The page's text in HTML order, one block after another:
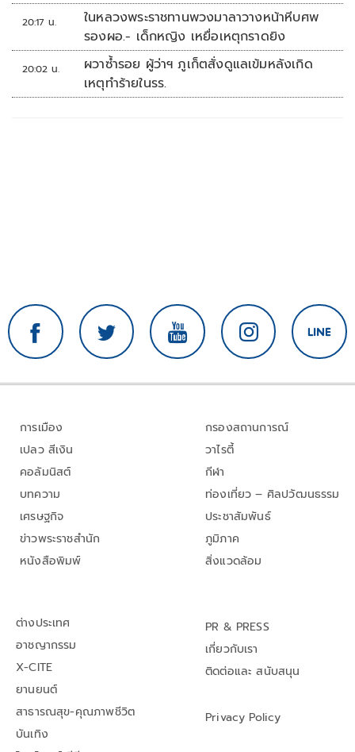
20:17 น.
ในหลวงพระราชทานพวงมาลาวางหน้าหีบศพ
รองผอ.- เด็กหญิง เหยื่อเหตุกราดยิง
20:02 น.
ผวาซ้ำรอย ผู้ว่าฯ ภูเก็ตสั่งดูแลเข้มหลังเกิด
เหตุทำร้ายในรร.
การเมือง
เปลว สีเงิน
คอลัมนิสต์
บทความ
เศรษฐกิจ
ข่าวพระราชสำนัก
หนังสือพิมพ์
กรองสถานการณ์
วาไรตี้
กีฬา
ท่องเที่ยว – ศิลปวัฒนธรรม
ประชาสัมพันธ์
ภูมิภาค
สิ่งแวดล้อม
ต่างประเทศ
อาชญากรรม
X-CITE
ยานยนต์
สาธารณสุข-คุณภาพชีวิต
บันเทิง
PR & PRESS
เกี่ยวกับเรา
ติดต่อและ สนับสนุน
Privacy Policy